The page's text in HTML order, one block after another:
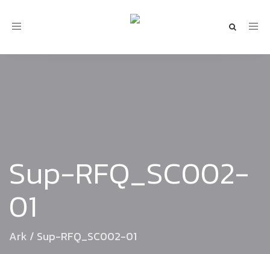
Toggle
Sup-RFQ_SC002-
01
Ark / Sup-RFQ_SC002-01